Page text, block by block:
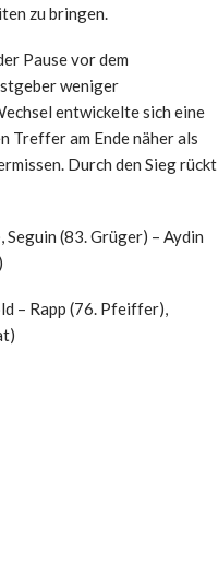
zu bringen.
Pause vor dem
weniger
entwickelte sich eine
Treffer am Ende näher als
Durch den Sieg rückt
Seguin (83. Grüger) – Aydin
– Rapp (76. Pfeiffer),